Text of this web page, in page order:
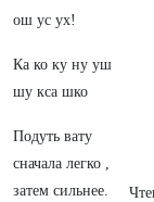
ош ус ух!
Ка ко ку ну уш
шу кса шко
Подуть вату
сначала легко ,
затем сильнее.